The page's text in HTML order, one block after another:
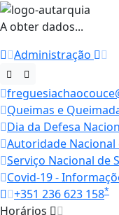
A obter dados...
Administração
Queimas e
Dia da Defesa
Autoridade Nacional
Serviço Nacional de
Covid-19 -
+351 236 623 158*
Horários